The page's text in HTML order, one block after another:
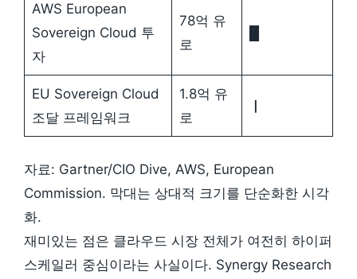
AWS European
Sovereign Cloud 투
자
78억 유
로
EU Sovereign Cloud
조달 프레임워크
1.8억 유
로
자료: Gartner/CIO Dive, AWS, European
Commission. 막대는 상대적 크기를 단순화한 시각
화.
재미있는 점은 클라우드 시장 전체가 여전히 하이퍼
스케일러 중심이라는 사실이다. Synergy Research